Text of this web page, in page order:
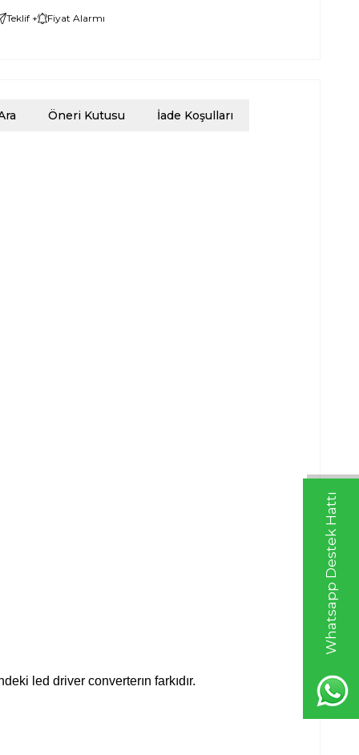
Whatsapp Destek Hattı
Teklif + Fiyat Alarmı
Öneri Kutusu İade Koşulları
led driver converterın farkıdır.